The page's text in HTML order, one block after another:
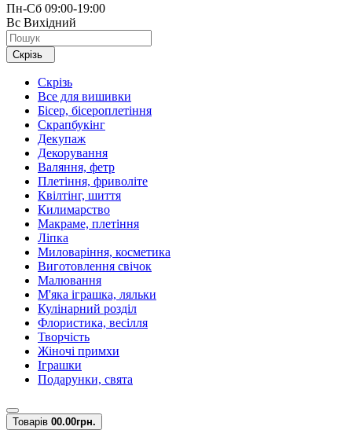
Пн-Сб 09:00-19:00
Вс Вихідний
Скрізь
Скрізь
Все для вишивки
Бісер, бісероплетіння
Скрапбукінг
Декупаж
Декорування
Валяння, фетр
Плетіння, фриволіте
Квілтінг, шиття
Килимарство
Макраме, плетіння
Ліпка
Миловаріння, косметика
Виготовлення свічок
Малювання
М'яка іграшка, ляльки
Кулінарний розділ
Флористика, весілля
Творчість
Жіночі примхи
Іграшки
Подарунки, свята
Товарів 00.00грн.